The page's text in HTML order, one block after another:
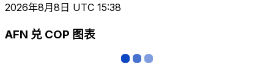
2026年8月8日 UTC 15:38
AFN 兑 COP 图表